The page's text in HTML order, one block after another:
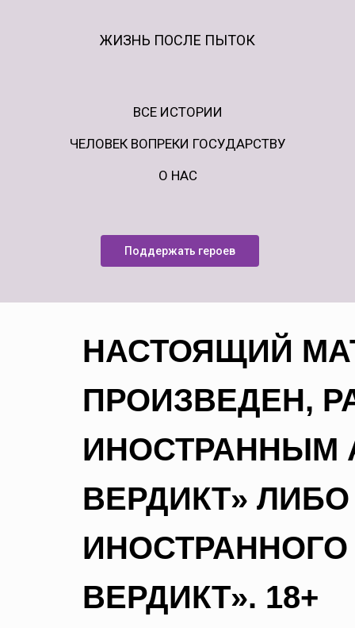
ЖИЗНЬ ПОСЛЕ ПЫТОК
ВСЕ ИСТОРИИ
ЧЕЛОВЕК ВОПРЕКИ ГОСУДАРСТВУ
О НАС
Поддержать героев
НАСТОЯЩИЙ
ПРОИЗВЕДЕН,
ИНОСТРАННЫМ
ВЕРДИКТ»
ВЕРДИКТ». 18+